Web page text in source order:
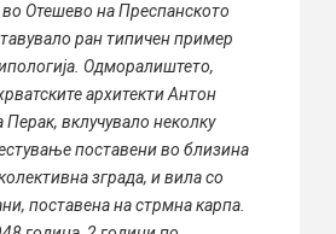
Отешево на Преспанското
ран типичен пример
Одморалиштето,
архитекти Антон
вклучувало неколку
поставени во близина
зграда, и вила со
поставена на стрмна карпа.